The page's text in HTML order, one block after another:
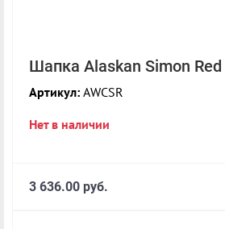
Шапка Alaskan Simon Red
Артикул: AWCSR
Нет в наличии
3 636.00 руб.